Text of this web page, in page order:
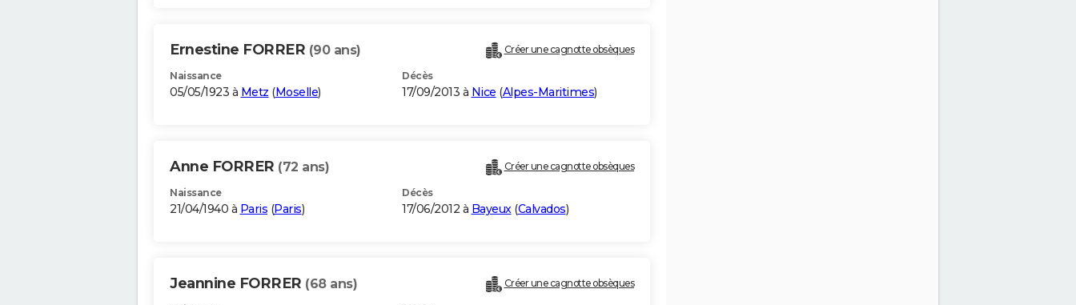
Ernestine FORRER (90 ans) Créer une cagnotte obsèques
Naissance
05/05/1923 à Metz (Moselle)
Décès
17/09/2013 à Nice (Alpes-Maritimes)
Anne FORRER (72 ans) Créer une cagnotte obsèques
Naissance
21/04/1940 à Paris (Paris)
Décès
17/06/2012 à Bayeux(Calvados)
Jeannine FORRER (68 ans) Créer une cagnotte obsèques